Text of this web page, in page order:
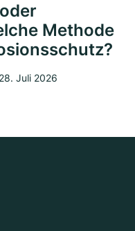
Methode
28. Juli 2026